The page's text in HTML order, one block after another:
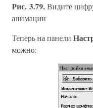
Рис. 3.79.Видите
анимации
Теперь на панели
можно: